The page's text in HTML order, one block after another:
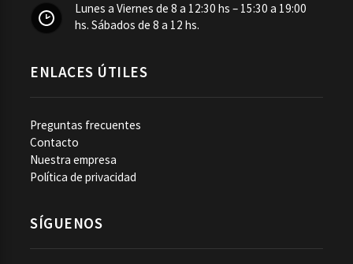
Lunes a Viernes de 8 a 12:30 hs – 15:30 a 19:00
hs. Sábados de 8 a 12 hs.
ENLACES ÚTILES
Preguntas frecuentes
Contacto
Nuestra empresa
Política de privacidad
SÍGUENOS